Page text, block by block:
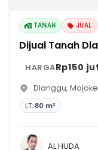
TANAH JUAL
Dijual Tanah
HARGARp150
Dlanggu,
LT: 80 m²
AL.HUDA